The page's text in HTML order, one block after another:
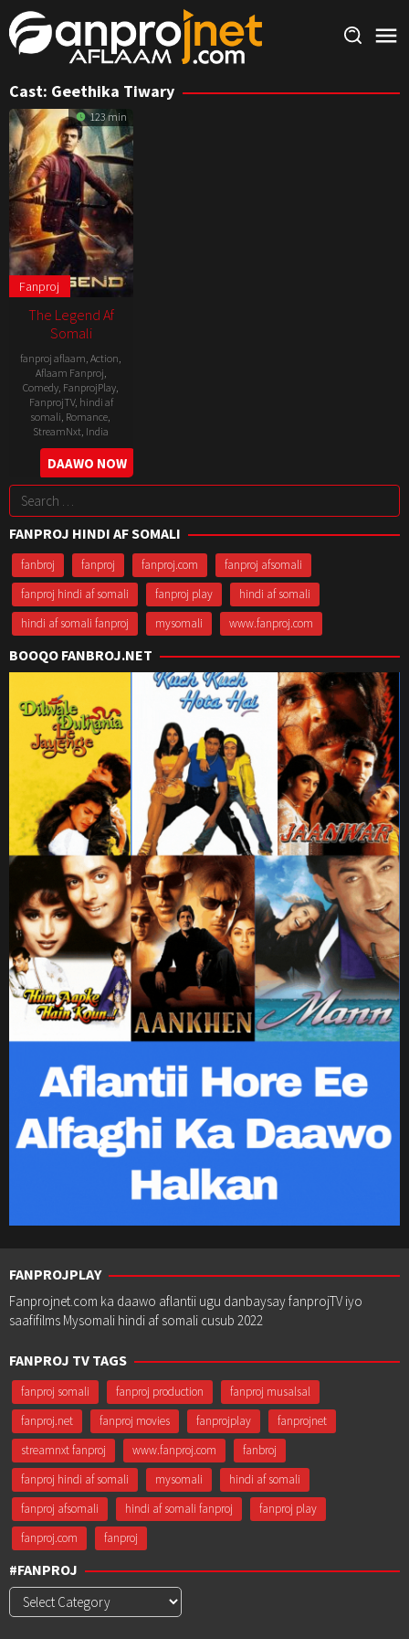
Skip
to
content
Cast: Geethika Tiwary
123 min
Fanproj
The Legend Af
Somali
fanproj aflaam ,Action
Aflaam Fanproj
Comedy FanprojPlay
FanprojTV, hindi af
somali Romance
StreamNxt India
28
Jul
2022
Joseph
D.
Sami
DAAWO NOW
Search
for:
FANPROJ HINDI AF SOMALI
fanbroj fanproj fanproj.com
fanproj afsomali
fanproj hindi af somali
fanproj play
hindi af somali
hindi af somali fanproj
mysomali www.fanproj.com
BOOQO FANBROJ.NET
FANPROJPLAY
Fanprojnet.com ka daawo aflantii ugu danbaysay fanprojTV iyo
saafifilms Mysomali hindi af somali cusub 2022
FANPROJ TV TAGS
fanproj somali fanproj production
fanproj musalsal
fanproj.net
fanproj movies fanprojplay
fanprojnet
streamnxt fanproj
www.fanproj.com
fanbroj
fanproj hindi af somali
mysomali
hindi af somali
fanproj afsomali
hindi af somali fanproj
fanproj play
fanproj.com
fanproj
#FANPROJ
#Fanproj